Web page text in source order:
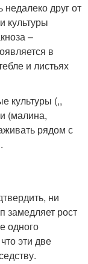
друг от
культуры
–
в
и листьях
культуры (,,
(малина,
рядом с
ни
замедляет рост
одного
эти две